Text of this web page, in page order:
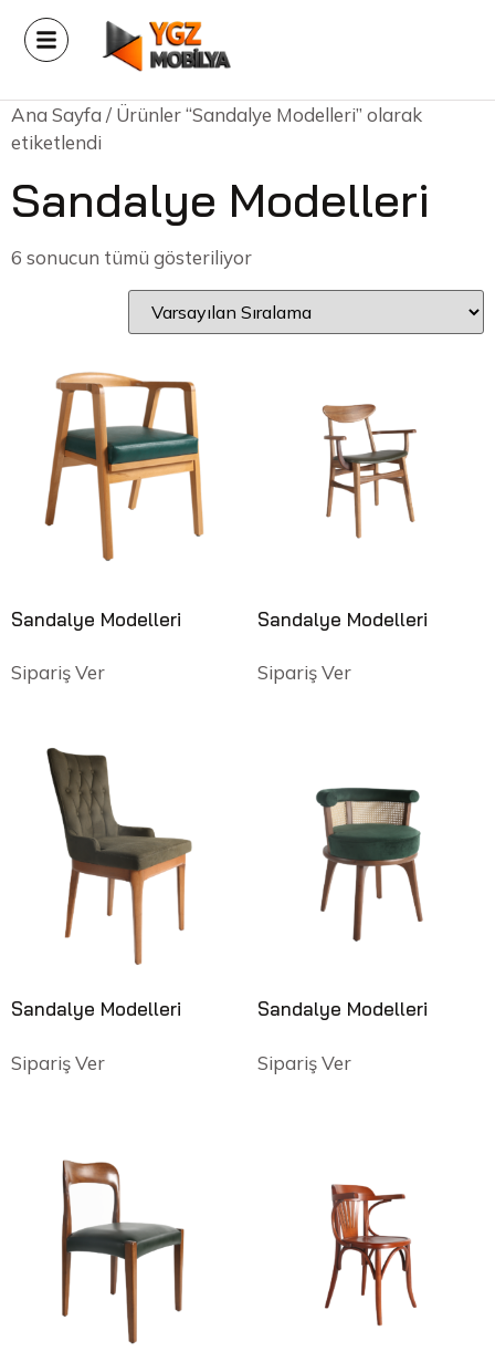
Ana Sayfa/ Ürünler “Sandalye Modelleri” olarak
etiketlendi
Sandalye Modelleri
6 sonucun tümü gösteriliyor
Sandalye Modelleri
Sipariş Ver
Sandalye Modelleri
Sipariş Ver
Sandalye Modelleri
Sipariş Ver
Sandalye Modelleri
Sipariş Ver